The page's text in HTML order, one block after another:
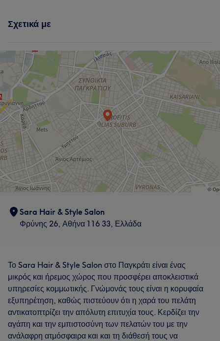
Σχετικά με
Sara Hair & Style Salon
Φρύνης 26, Αθήνα 116 33, Ελλάδα
Το Sara Hair & Style Salon στο Παγκράτι είναι ένας
μικρός και ήρεμος χώρος που προσφέρει αποκλειστικά
υπηρεσίες κομμωτικής. Γνώμονάς τους είναι η κορυφαία
εξυπηρέτηση, καθώς πιστεύουν ότι η χαρά του πελάτη
αντικατοπτρίζει την απόλυτη επιτυχία τους. Κερδίζει την
αγάπη και την εμπιστοσύνη των πελατών του με την
ανάλαφρη ατμόσφαιρα και και τη διάθεσή τους να